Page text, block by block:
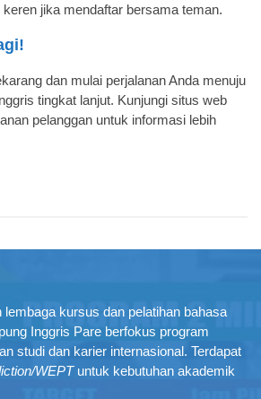
jika mendaftar bersama teman.
dan mulai perjalanan Anda menuju
tingkat lanjut. Kunjungi situs web
pelanggan untuk informasi lebih
lembaga kursus dan pelatihan bahasa
Inggris Pare berfokus program
studi dan karier internasional. Terdapat
WEPTuntuk kebutuhan akademik